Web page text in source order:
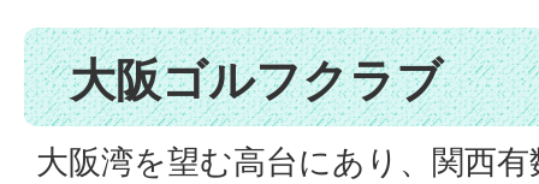
大阪ゴルフクラブ
大阪湾を望む高台にあり、関西